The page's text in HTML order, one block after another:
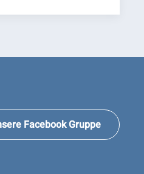
Facebook Gruppe